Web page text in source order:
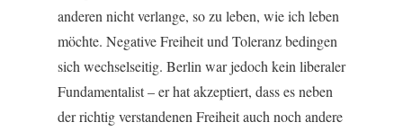
anderen nicht verlange, so zu leben, wie ich leben
möchte. Negative Freiheit und Toleranz bedingen
sich wechselseitig. Berlin war jedoch kein liberaler
Fundamentalist – er hat akzeptiert, dass es neben
der richtig verstandenen Freiheit auch noch andere